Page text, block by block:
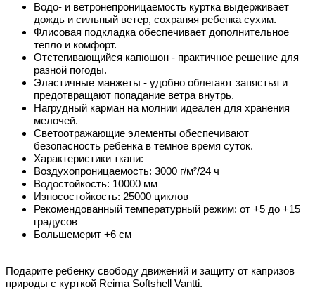
Водо- и ветронепроницаемость куртка выдерживает
дождь и сильный ветер, сохраняя ребенка сухим.
Флисовая подкладка обеспечивает дополнительное
тепло и комфорт.
Отстегивающийся капюшон - практичное решение для
разной погоды.
Эластичные манжеты - удобно облегают запястья и
предотвращают попадание ветра внутрь.
Нагрудный карман на молнии идеален для хранения
мелочей.
Светоотражающие элементы обеспечивают
безопасность ребенка в темное время суток.
Характеристики ткани:
Воздухопроницаемость: 3000 г/м²/24 ч
Водостойкость: 10000 мм
Износостойкость: 25000 циклов
Рекомендованный температурный режим: от +5 до +15
градусов
Большемерит +6 см
Подарите ребенку свободу движений и защиту от капризов
природы с курткой Reima Softshell Vantti.